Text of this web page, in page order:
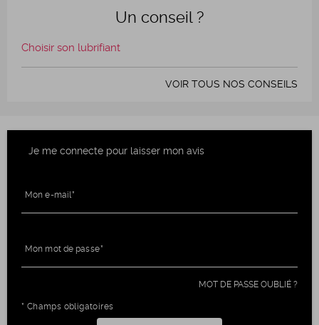
Un conseil ?
Choisir son lubrifiant
VOIR TOUS NOS CONSEILS
Je me connecte pour laisser mon avis
* Champs obligatoires
Mon e-mail
Mon mot de passe
MOT DE PASSE OUBLIÉ ?